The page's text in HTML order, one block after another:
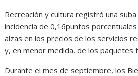
Recreación y cultura registró una
incidencia de 0,16puntos
alzas en los precios de los servicios
y, en menor medida, de los paquetes
Durante el mes de septiembre, los